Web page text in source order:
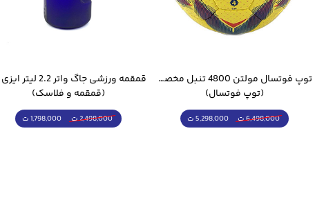
توپ فوتسال مولتن 4800 تنبل مخصوص سالن
(توپ فوتسال)
6,498,000 ت 5,298,000 ت
(قمقمه و فلاسک)
2,498,000 ت 1,798,000 ت